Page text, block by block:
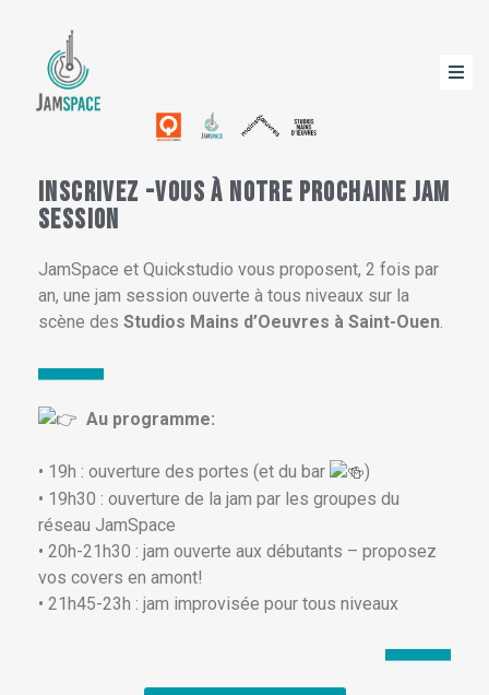
inscrivez -vous à Notre prochaine Jam
session
JamSpace et Quickstudio vous proposent, 2 fois par
an, une jam session ouverte à tous niveaux sur la
scène des Studios Mains d’Oeuvres à Saint-Ouen.
Au programme:
• 19h : ouverture des portes (et du bar
)
• 19h30 : ouverture de la jam par les groupes du
réseau JamSpace
• 20h-21h30 : jam ouverte aux débutants – proposez
vos covers en amont!
• 21h45-23h : jam improvisée pour tous niveaux